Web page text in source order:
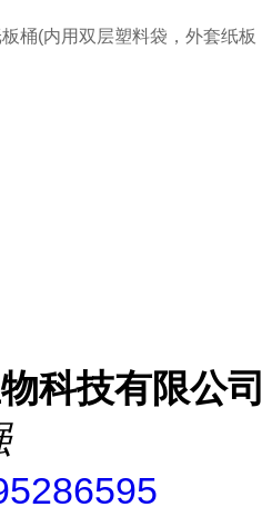
桶(内用双层塑料袋，外套纸板
科技有限公司